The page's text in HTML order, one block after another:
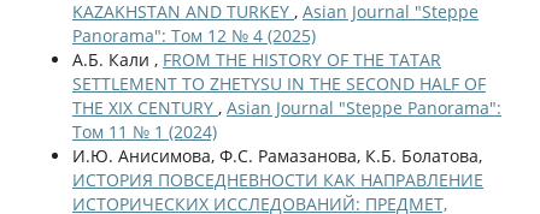
KAZAKHSTAN AND TURKEY , Asian Journal "Steppe
Panorama": Том 12 № 4 (2025)
А.Б. Кали , FROM THE HISTORY OF THE TATAR
SETTLEMENT TO ZHETYSU IN THE SECOND HALF OF
THE XIX CENTURY , Asian Journal "Steppe Panorama":
Том 11 № 1 (2024)
И.Ю. Анисимова, Ф.С. Рамазанова, К.Б. Болатова,
ИСТОРИЯ ПОВСЕДНЕВНОСТИ КАК НАПРАВЛЕНИЕ
ИСТОРИЧЕСКИХ ИССЛЕДОВАНИЙ: ПРЕДМЕТ,